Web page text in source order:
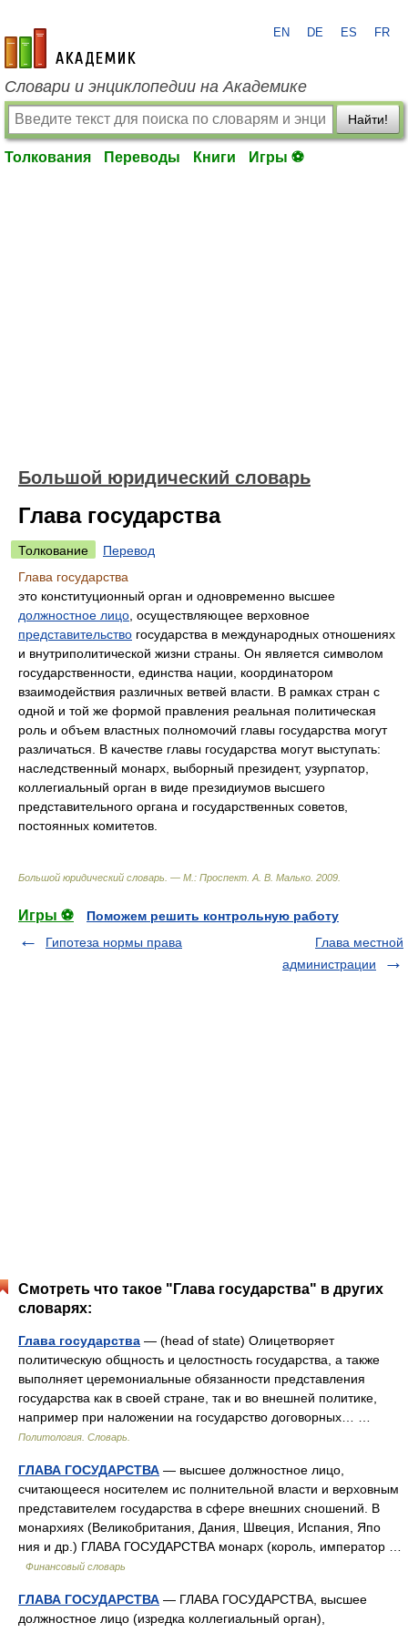
academic.ru
EN DE ES FR
Словари и энциклопедии на Академике
Найти!
Толкования Переводы Книги Игры ⚽
Большой юридический словарь
Глава государства
Толкование
Перевод
Глава государства
это конституционный орган и одновременно высшее
должностное лицо , осуществляющее верховное
представительство государства в международных отношениях
и внутриполитической жизни страны. Он является символом
государственности, единства нации, координатором
взаимодействия различных ветвей власти. В рамках стран с
одной и той же формой правления реальная политическая
роль и объем властных полномочий главы государства могут
различаться. В качестве главы государства могут выступать:
наследственный монарх, выборный президент, узурпатор,
коллегиальный орган в виде президиумов высшего
представительного органа и государственных советов,
постоянных комитетов.
Большой юридический словарь. — М.: Проспект А. В. Малько 2009
Игры ⚽
Поможем решить контрольную работу
Гипотеза нормы права
Глава местной
администрации
Смотреть что такое "Глава государства" в других
словарях:
Глава государства — (head of state) Олицетворяет
политическую общность и целостность государства, а также
выполняет церемониальные обязанности представления
государства как в своей стране, так и во внешней политике,
например при наложении на государство договорных… …
Политология. Словарь.
ГЛАВА ГОСУДАРСТВА — высшее должностное лицо,
считающееся носителем ис полнительной власти и верховным
представителем государства в сфере внешних сношений. В
монархиях (Великобритания, Дания, Швеция, Испания, Япо
ния и др.) ГЛАВА ГОСУДАРСТВА монарх (король, император …
Финансовый словарь
ГЛАВА ГОСУДАРСТВА — ГЛАВА ГОСУДАРСТВА, высшее
должностное лицо (изредка коллегиальный орган),